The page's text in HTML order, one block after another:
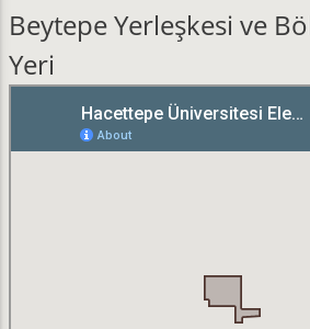
Beytepe Yerleşkesi ve
Yeri